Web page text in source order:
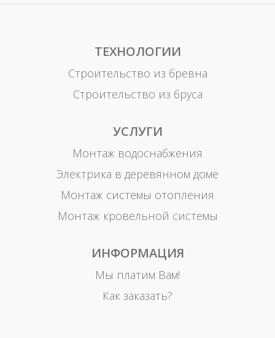
ТЕХНОЛОГИИ
Строительство из бревна
Строительство из бруса
УСЛУГИ
Монтаж водоснабжения
Электрика в деревянном доме
Монтаж системы отопления
Монтаж кровельной системы
ИНФОРМАЦИЯ
Мы платим Вам!
Как заказать?